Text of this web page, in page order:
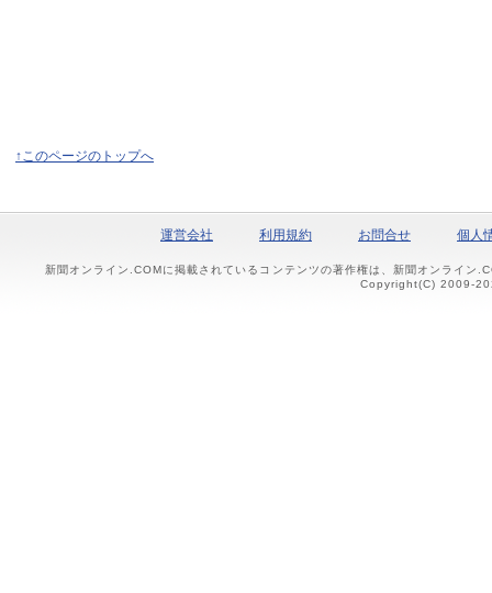
↑このページのトップへ
運営会社 利用規約 お問合せ 個人
新聞オンライン.COMに掲載されているコンテンツの著作権は、新聞オンライン
Copyright(C) 2009-